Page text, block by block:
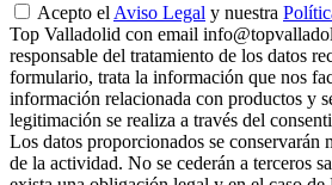
Acepto el Aviso Legal y nuestra
Top Valladolid con email
responsable del tratamiento de los datos
formulario, trata la información que nos
información relacionada con productos y
legitimación se realiza a través del
Los datos proporcionados se conservarán
de la actividad. No se cederán a terceros